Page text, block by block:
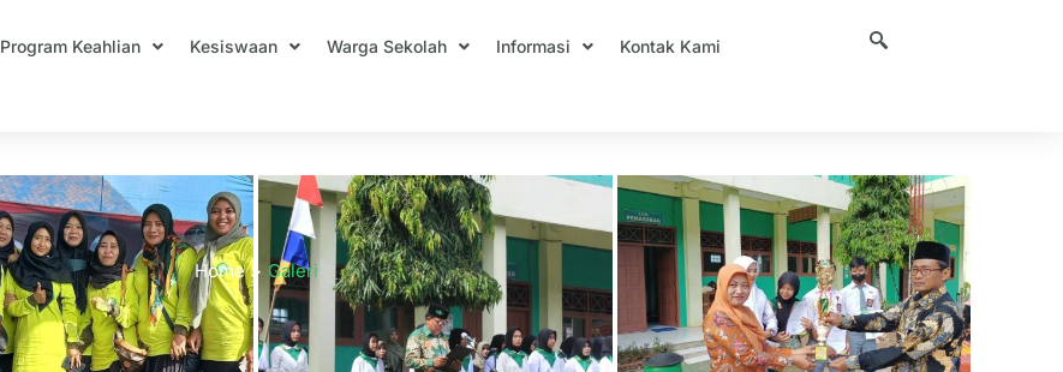
Program Keahlian Kesiswaan Warga Sekolah Informasi Kontak Kami
Home Galeri